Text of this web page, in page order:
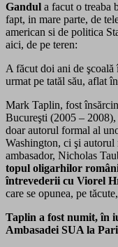
Gandul a facut o treaba
fapt, in mare parte, de
american si de politica
aici, de pe teren:
A făcut doi ani de
urmat pe tatăl său, aflat
Mark Taplin, fost
Bucureşti (2005 –
doar autorul formal al
Washington, ci şi autorul
ambasador, Nicholas
topul oligarhilor
întrevederii cu Viorel
care se opunea, pe
Taplin a fost numit, în
Ambasadei SUA la